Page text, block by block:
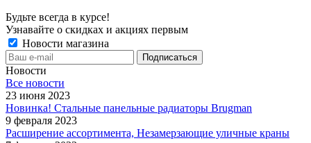
Будьте всегда в курсе!
Узнавайте о скидках и акциях первым
Новости магазина
Новости
Все новости
23 июня 2023
Новинка! Стальные панельные радиаторы Brugman
9 февраля 2023
Расширение ассортимента, Незамерзающие уличные краны